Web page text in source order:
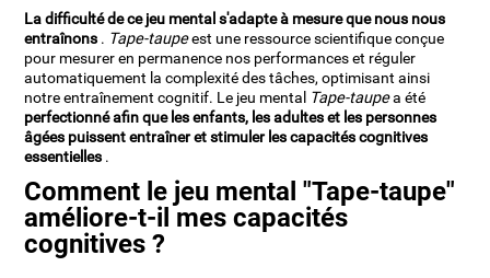
La difficulté de ce jeu mental s'adapte à mesure que nous nous
entraînons . Tape-taupeest une ressource scientifique conçue
pour mesurer en permanence nos performances et réguler
automatiquement la complexité des tâches, optimisant ainsi
notre entraînement cognitif. Le jeu mental Tape-taupea été
perfectionné afin que les enfants, les adultes et les personnes
âgées puissent entraîner et stimuler les capacités cognitives
essentielles .
Comment le jeu mental "Tape-taupe"
améliore-t-il mes capacités
cognitives ?